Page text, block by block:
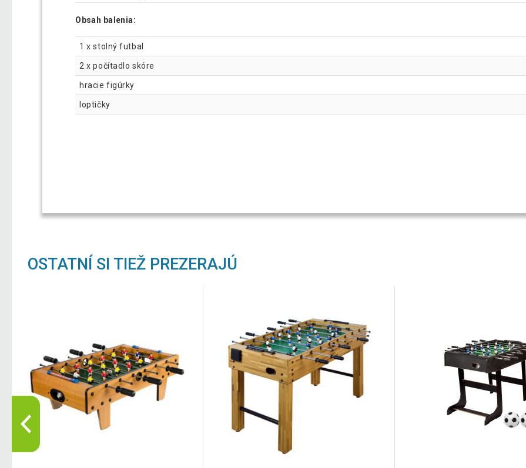
Obsah balenia:
1 x stolný futbal
2 x počítadlo skóre
hracie figúrky
loptičky
OSTATNÍ SI TIEŽ PREZERAJÚ